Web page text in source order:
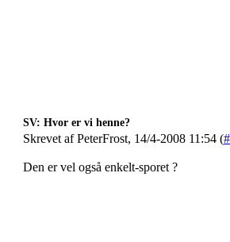
SV: Hvor er vi henne?
Skrevet af PeterFrost, 14/4-2008 11:54 (
Den er vel også enkelt-sporet ?